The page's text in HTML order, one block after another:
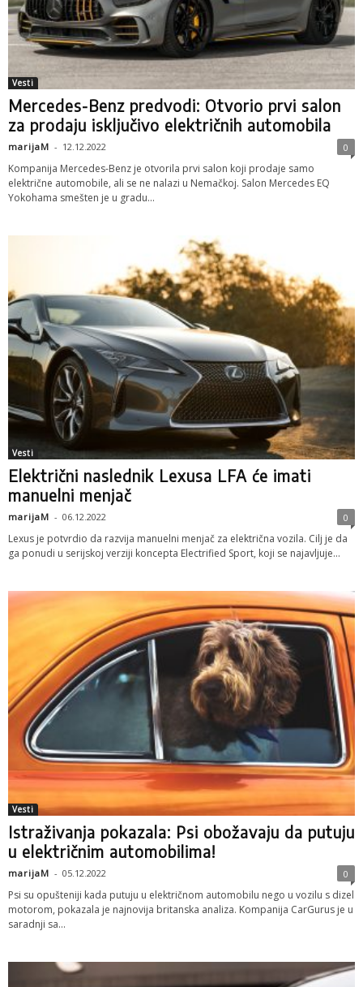
Vesti
Mercedes-Benz predvodi: Otvorio prvi salon
za prodaju isključivo električnih automobila
marijaM - 12.12.2022 0
Kompanija Mercedes-Benz je otvorila prvi salon koji prodaje samo
električne automobile, ali se ne nalazi u Nemačkoj. Salon Mercedes EQ
Yokohama smešten je u gradu...
Vesti
Električni naslednik Lexusa LFA će imati
manuelni menjač
marijaM - 06.12.2022 0
Lexus je potvrdio da razvija manuelni menjač za električna vozila. Cilj je da
ga ponudi u serijskoj verziji koncepta Electrified Sport, koji se najavljuje...
Vesti
Istraživanja pokazala: Psi obožavaju da putuju
u električnim automobilima!
marijaM - 05.12.2022 0
Psi su opušteniji kada putuju u električnom automobilu nego u vozilu s dizel
motorom, pokazala je najnovija britanska analiza. Kompanija CarGurus je u
saradnji sa...